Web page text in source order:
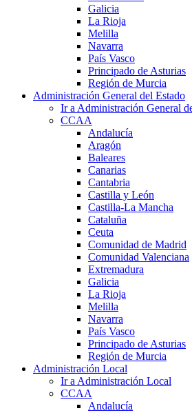
Galicia
La Rioja
Melilla
Navarra
País Vasco
Principado de Asturias
Región de Murcia
Administración General del Estado
Ir a Administración General
CCAA
Andalucía
Aragón
Baleares
Canarias
Cantabria
Castilla y León
Castilla-La Mancha
Cataluña
Ceuta
Comunidad de Madrid
Comunidad Valenciana
Extremadura
Galicia
La Rioja
Melilla
Navarra
País Vasco
Principado de Asturias
Región de Murcia
Administración Local
Ir a Administración Local
CCAA
Andalucía